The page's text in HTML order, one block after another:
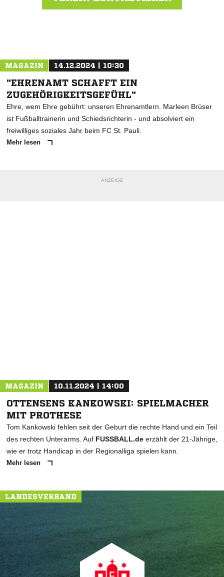
MAGAZIN 14.12.2024 | 10:30
"EHRENAMT SCHAFFT EIN
ZUGEHÖRIGKEITSGEFÜHL"
Ehre, wem Ehre gebührt: unseren Ehrenamtlern. Marleen Brüser
ist Fußballtrainerin und Schiedsrichterin - und absolviert ein
freiwilliges soziales Jahr beim FC St. Pauli.
Mehr lesen
ANZEIGE
MAGAZIN 10.11.2024 | 14:00
OTTENSENS KANKOWSKI: SPIELMACHER
MIT PROTHESE
Tom Kankowski fehlen seit der Geburt die rechte Hand und ein Teil
des rechten Unterarms. Auf FUSSBALL.de erzählt der 21-Jährige,
wie er trotz Handicap in der Regionalliga spielen kann.
Mehr lesen
LANDESVERBAND